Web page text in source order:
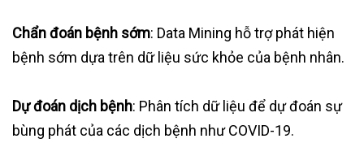
Chẩn đoán bệnh sớm: Data Mining hỗ trợ phát hiện
bệnh sớm dựa trên dữ liệu sức khỏe của bệnh nhân.
Dự đoán dịch bệnh: Phân tích dữ liệu để dự đoán sự
bùng phát của các dịch bệnh như COVID-19.